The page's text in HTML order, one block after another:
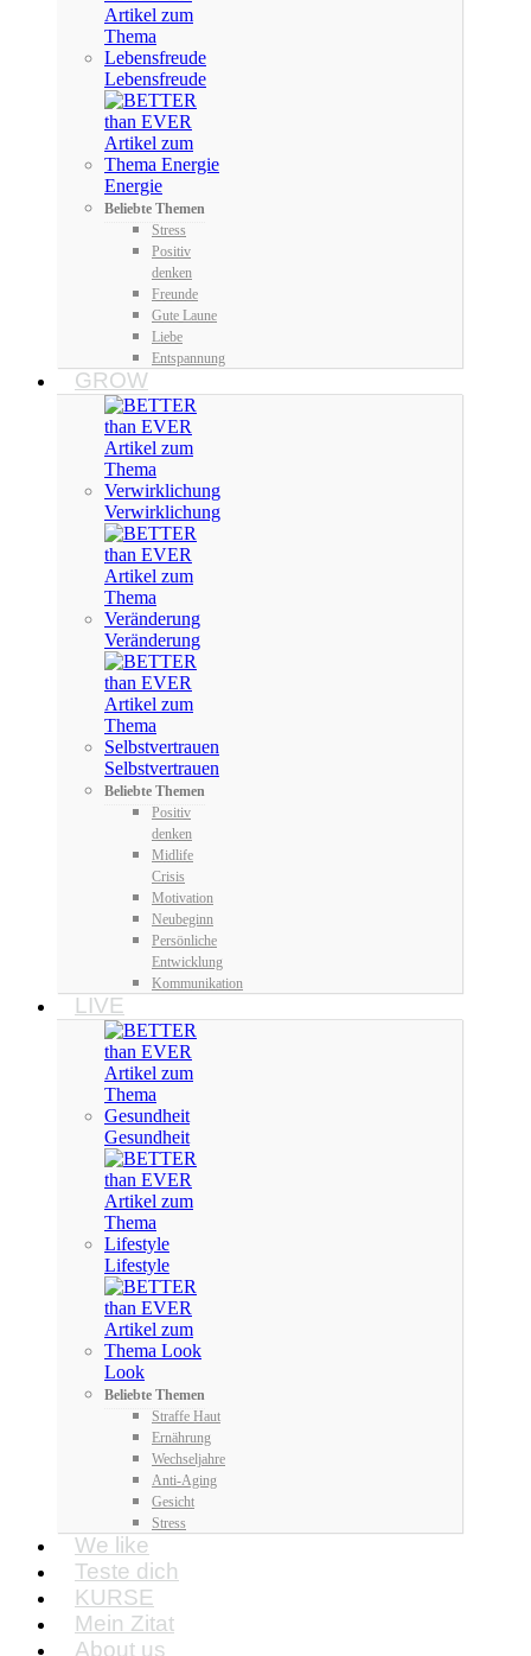
Lebensfreude
Energie
Beliebte Themen
Stress
Positiv
denken
Freunde
Gute Laune
Liebe
Entspannung
GROW
Verwirklichung
Veränderung
Selbstvertrauen
Beliebte Themen
Positiv
denken
Midlife
Crisis
Motivation
Neubeginn
Persönliche
Entwicklung
Kommunikation
LIVE
Gesundheit
Lifestyle
Look
Beliebte Themen
Straffe Haut
Ernährung
Wechseljahre
Anti-Aging
Gesicht
Stress
We like
Teste dich
KURSE
Mein Zitat
About us